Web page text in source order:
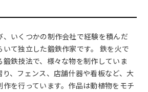
いくつかの制作会社で経験を積んだ
て独立した鍛鉄作家です。 鉄を火で
鉄技法で、様々な物を制作していま
、フェンス、店舗什器や看板など、大
を行っています。作品は動植物をモチ